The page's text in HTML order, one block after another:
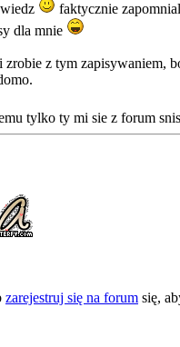
faktycznie
dla mnie
zrobie z tym zapisywaniem,
tylko ty mi sie z forum
zarejestruj się na forum się,